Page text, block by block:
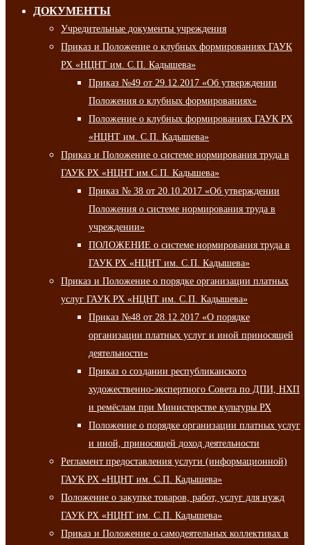
ДОКУМЕНТЫ
Учредительные документы учреждения
Приказ и Положение о клубных формированиях ГАУК
РХ «НЦНТ им. С.П. Кадышева»
Приказ №49 от 29.12.2017 «Об утверждении
Положения о клубных формированиях»
Положение о клубных формированиях ГАУК РХ
«НЦНТ им. С.П. Кадышева»
Приказ и Положение о системе нормирования труда в
ГАУК РХ «НЦНТ им.С.П. Кадышева»
Приказ № 38 от 20.10.2017 «Об утверждении
Положения о системе нормирования труда в
учреждении»
ПОЛОЖЕНИЕ о системе нормирования труда в
ГАУК РХ «НЦНТ им. С.П. Кадышева»
Приказ и Положение о порядке организации платных
услуг ГАУК РХ «НЦНТ им. С.П. Кадышева»
Приказ №48 от 28.12.2017 «О порядке
организации платных услуг и иной приносящей
деятельности»
Приказ о создании республиканского
художественно-экспертного Совета по ДПИ, НХП
и ремёслам при Министерстве культуры РХ
Положение о порядке организации платных услуг
и иной, приносящей доход деятельности
Регламент предоставления услуги (информационной)
ГАУК РХ «НЦНТ им. С.П. Кадышева»
Положение о закупке товаров, работ, услуг для нужд
ГАУК РХ «НЦНТ им. С.П. Кадышева»
Приказ и Положение о самодеятельных коллективах в